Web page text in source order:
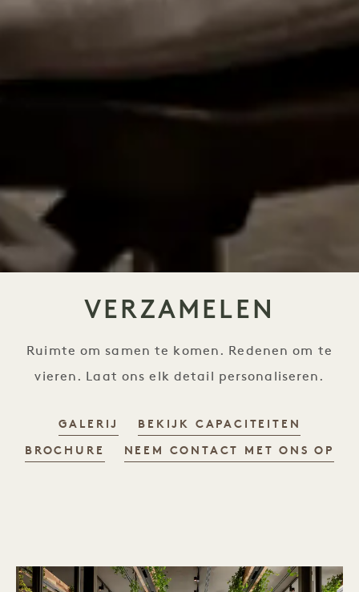
VERZAMELEN
Ruimte om samen te komen. Redenen om te
vieren. Laat ons elk detail personaliseren.
GALERIJ BEKIJK CAPACITEITEN
BROCHURE NEEM CONTACT MET ONS OP